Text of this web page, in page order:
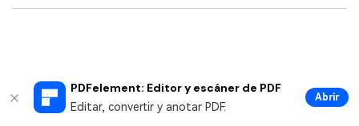
PDFelement: Editor y escáner de PDF
Editar, convertir y anotar PDF.
Abrir